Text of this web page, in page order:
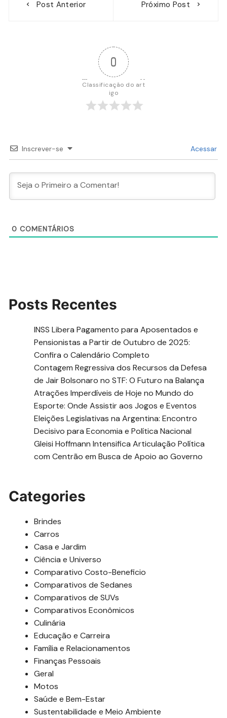
Post Anterior Próximo Post
0
Classificação do art
igo
Inscrever-se Acessar
0 COMENTÁRIOS
Posts Recentes
INSS Libera Pagamento para Aposentados e
Pensionistas a Partir de Outubro de 2025:
Confira o Calendário Completo
Contagem Regressiva dos Recursos da Defesa
de Jair Bolsonaro no STF: O Futuro na Balança
Atrações Imperdíveis de Hoje no Mundo do
Esporte: Onde Assistir aos Jogos e Eventos
Eleições Legislativas na Argentina: Encontro
Decisivo para Economia e Política Nacional
Gleisi Hoffmann Intensifica Articulação Política
com Centrão em Busca de Apoio ao Governo
Categories
Brindes
Carros
Casa e Jardim
Ciência e Universo
Comparativo Costo-Beneficio
Comparativos de Sedanes
Comparativos de SUVs
Comparativos Econômicos
Culinária
Educação e Carreira
Família e Relacionamentos
Finanças Pessoais
Geral
Motos
Saúde e Bem-Estar
Sustentabilidade e Meio Ambiente